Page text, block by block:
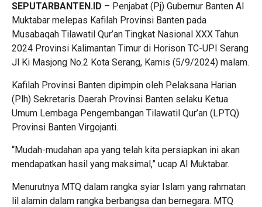
SEPUTARBANTEN.ID – Penjabat (Pj) Gubernur Banten Al
Muktabar melepas Kafilah Provinsi Banten pada
Musabaqah Tilawatil Qur’an Tingkat Nasional XXX Tahun
2024 Provinsi Kalimantan Timur di Horison TC-UPI Serang
Jl Ki Masjong No.2 Kota Serang, Kamis (5/9/2024) malam.
Kafilah Provinsi Banten dipimpin oleh Pelaksana Harian
(Plh) Sekretaris Daerah Provinsi Banten selaku Ketua
Umum Lembaga Pengembangan Tilawatil Qur’an (LPTQ)
Provinsi Banten Virgojanti.
“Mudah-mudahan apa yang telah kita persiapkan ini akan
mendapatkan hasil yang maksimal,” ucap Al Muktabar.
Menurutnya MTQ dalam rangka syiar Islam yang rahmatan
lil alamin dalam rangka berbangsa dan bernegara. MTQ